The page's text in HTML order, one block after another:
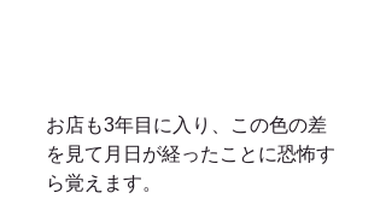
お店も3年目に入り、この色の差
を見て月日が経ったことに恐怖す
ら覚えます。